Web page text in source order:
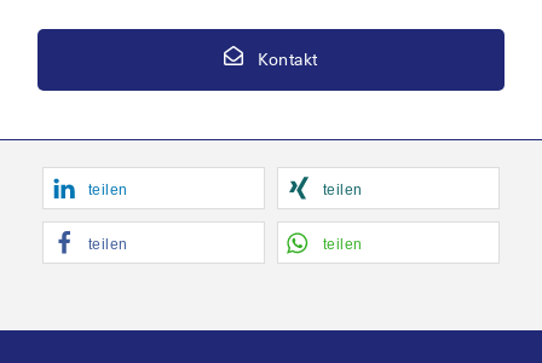
Kontakt
tei­len tei­len
tei­len tei­len